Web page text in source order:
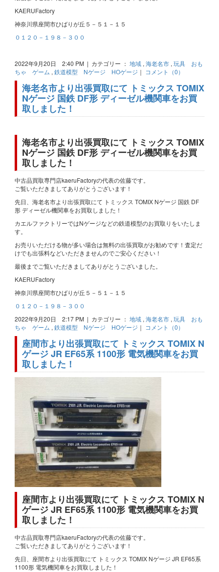
KAERUFactory
神奈川県座間市ひばりが丘５－５１－１５
０１２０－１９８－３００
2022年9月20日 2:40 PM | カテゴリー ： 地域 , 海老名市 , 玩具 おも
ちゃ ゲーム , 鉄道模型 Nゲージ HOゲージ ｜ コメント（0）
海老名市より出張買取にて トミックス TOMIX
Nゲージ 国鉄 DF形 ディーゼル機関車をお買
取しました！
海老名市より出張買取にて トミックス TOMIX
Nゲージ 国鉄 DF形 ディーゼル機関車をお買
取しました！
中古品買取専門店kaeruFactoryの代表の佐藤です。
ご覧いただきましてありがとうございます！
先日、海老名市より出張買取にて トミックス TOMIX Nゲージ 国鉄 DF
形 ディーゼル機関車をお買取しました！
カエルファクトリーではNゲージなどの鉄道模型のお買取りをいたしま
す。
お売りいただける物が多い場合は無料の出張買取がお勧めです！査定だ
けでも出張料などいただきませんのでご安心ください！
最後までご覧いただきましてありがとうございました。
KAERUFactory
神奈川県座間市ひばりが丘５－５１－１５
０１２０－１９８－３００
2022年9月20日 2:17 PM | カテゴリー ： 地域 , 海老名市 , 玩具 おも
ちゃ ゲーム , 鉄道模型 Nゲージ HOゲージ ｜ コメント（0）
座間市より出張買取にて トミックス TOMIX N
ゲージ JR EF65系 1100形 電気機関車をお買
取しました！
座間市より出張買取にて トミックス TOMIX N
ゲージ JR EF65系 1100形 電気機関車をお買
取しました！
中古品買取専門店kaeruFactoryの代表の佐藤です。
ご覧いただきましてありがとうございます！
先日、座間市より出張買取にて トミックス TOMIX Nゲージ JR EF65系
1100形 電気機関車をお買取しました！